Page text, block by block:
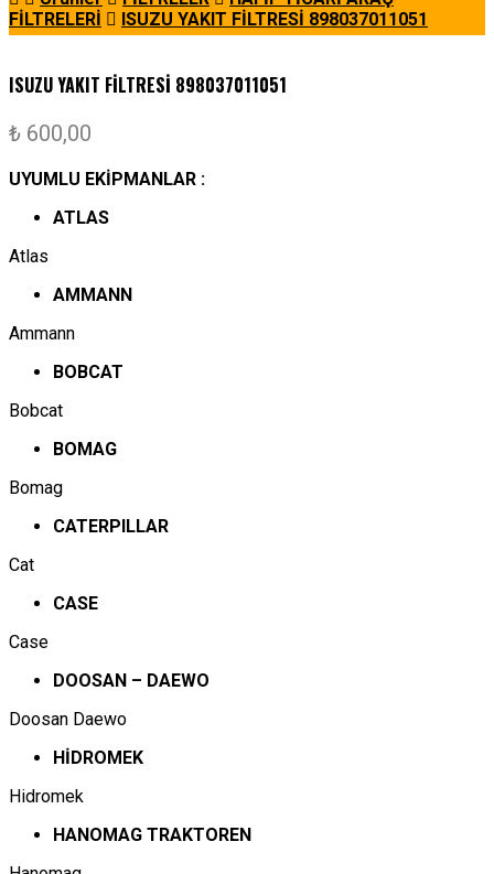
FİLTRELERİ
ISUZU YAKIT FİLTRESİ 898037011051
ISUZU YAKIT FİLTRESİ 898037011051
₺ 600,00
UYUMLU EKİPMANLAR :
ATLAS
Atlas
AMMANN
Ammann
BOBCAT
Bobcat
BOMAG
Bomag
CATERPILLAR
Cat
CASE
Case
DOOSAN – DAEWO
Doosan Daewo
HİDROMEK
Hidromek
HANOMAG TRAKTOREN